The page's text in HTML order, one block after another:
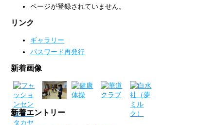
ページが登録されていません。
リンク
ギャラリー
パスワード再発行
新着画像
新着エントリー